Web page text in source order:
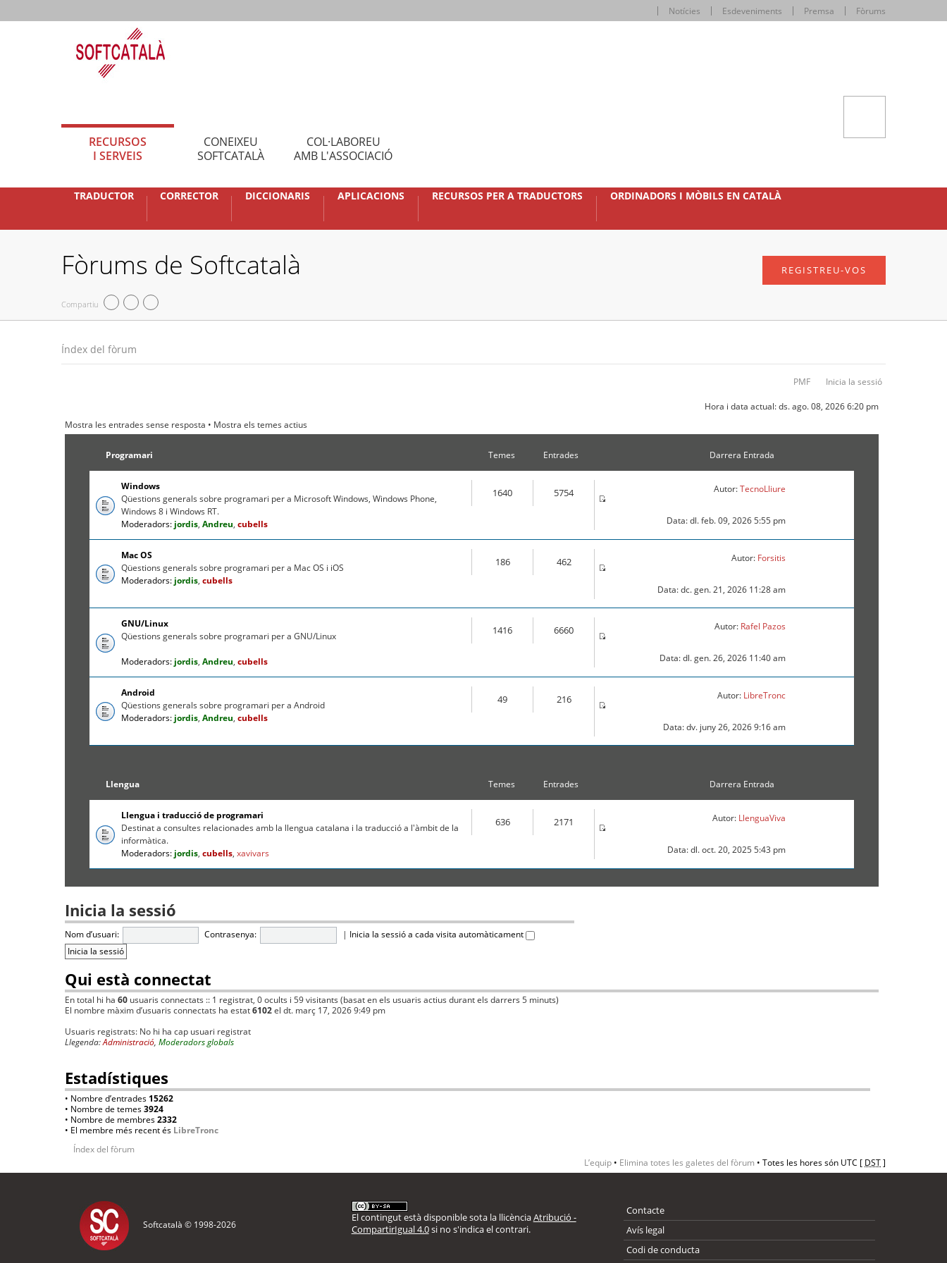
Notícies Esdeveniments Premsa Fòrums
RECURSOS
I SERVEIS
CONEIXEU
SOFTCATALÀ
COL·LABOREU
AMB L'ASSOCIACIÓ
TRADUCTOR CORRECTOR DICCIONARIS APLICACIONS RECURSOS PER A TRADUCTORS ORDINADORS I MÒBILS EN CATALÀ
Fòrums de Softcatalà
Compartiu
REGISTREU-VOS
Índex del fòrum
PMF Inicia la sessió
Hora i data actual: ds. ago. 08, 2026 6:20 pm
Mostra les entrades sense resposta • Mostra els temes actius
Programari Temes Entrades Darrera Entrada
Windows
Qüestions generals sobre programari per a Microsoft Windows, Windows Phone,
Windows 8 i Windows RT.
Moderadors: jordis, Andreu, cubells
1640 5754 Autor:TecnoLliure
Data: dl. feb. 09, 2026 5:55 pm
Mac OS
Qüestions generals sobre programari per a Mac OS i iOS
Moderadors: jordis, cubells
186 462 Autor: Forsitis
Data: dc. gen. 21, 2026 11:28 am
GNU/Linux
Qüestions generals sobre programari per a GNU/Linux
Moderadors: jordis, Andreu, cubells
1416 6660 Autor: Rafel Pazos
Data: dl. gen. 26, 2026 11:40 am
Android
Qüestions generals sobre programari per a Android
Moderadors: jordis, Andreu, cubells
49 216 Autor: LibreTronc
Data: dv. juny 26, 2026 9:16 am
Llengua Temes Entrades Darrera Entrada
Llengua i traducció de programari
Destinat a consultes relacionades amb la llengua catalana i la traducció a l'àmbit de la
informàtica.
Moderadors: jordis, cubells, xavivars
636 2171 Autor: LlenguaViva
Data: dl. oct. 20, 2025 5:43 pm
Inicia la sessió
Nom d’usuari: Contrasenya: | Inicia la sessió a cada visita automàticament
Qui està connectat
En total hi ha 60 usuaris connectats :: 1 registrat, 0 ocults i 59 visitants (basat en els usuaris actius durant els darrers 5 minuts)
El nombre màxim d’usuaris connectats ha estat6102el dt. març 17, 2026 9:49 pm
Usuaris registrats: No hi ha cap usuari registrat
Llegenda:Administració, Moderadors globals
Estadístiques
• Nombre d’entrades 15262
• Nombre de temes3924
• Nombre de membres2332
• El membre més recent és LibreTronc
Índex del fòrum
L’equip • Elimina totes les galetes del fòrum • Totes les hores són UTC [ DST]
Softcatalà © 1998-2026
El contingut està disponible sota la llicènciaAtribució -
CompartirIgual 4.0si no s'indica el contrari.
Contacte
Avís legal
Codi de conducta